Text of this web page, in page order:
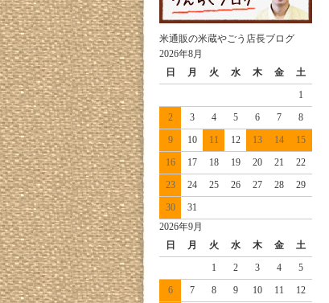
米通販の米蔵やごう店長ブログ
2026年8月
日
月 火 水 木 金
土
1
2
3 4 5 6 7
8
9
10 11 12 13 14
15
16
17 18 19 20 21
22
23
24 25 26 27 28
29
30
31
2026年9月
日
月 火 水 木 金
土
1
2 3 4
5
6
7 8 9 10 11
12